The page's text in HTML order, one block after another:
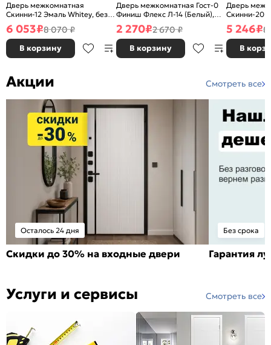
Дверь межкомнатная
Скинни-12 Эмаль Whitey, без
декора, глухая, без стекла,
без кромки, скиновая
6 053₽8 070 ₽
В корзину
Дверь межкомнатная Гост-0
Финиш Флекс Л-14 (Белый),
глухая, каркасно-щитовая
2 270₽2 670 ₽
В корзину
Дверь
Скинни-20
декора,
без кромки,
5 246₽8
В
Акции Смотреть все
Осталось 24 дня
Скидки до 30% на входные двери
Без срока
Гарантия
Услуги и сервисы Смотреть все